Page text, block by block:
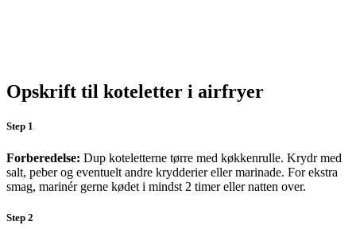
Opskrift til koteletter i airfryer
Step 1
Forberedelse: Dup koteletterne tørre med køkkenrulle. Krydr med
salt, peber og eventuelt andre krydderier eller marinade. For ekstra
smag, marinér gerne kødet i mindst 2 timer eller natten over.
Step 2